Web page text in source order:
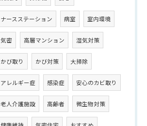
ナースステーション 病室 室内環境
気密 高層マンション 湿気対策
かび取り かび対策 大掃除
アレルギー症 感染症 安心のカビ取り
老人介護施設 高齢者 微生物対策